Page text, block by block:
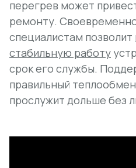
перегрев может
ремонту.
специалистам позволит
стабильную работу
срок его службы.
правильный
прослужит дольше без